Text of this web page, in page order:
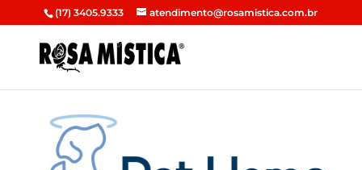
(17) 3405.9333 atendimento@rosamistica.com.br